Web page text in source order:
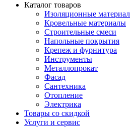
Каталог товаров
Изоляционные
Кровельные материалы
Строительные смеси
Напольные покрытия
Крепеж и фурнитура
Инструменты
Металлопрокат
Фасад
Сантехника
Отопление
Электрика
Товары со скидкой
Услуги и сервис